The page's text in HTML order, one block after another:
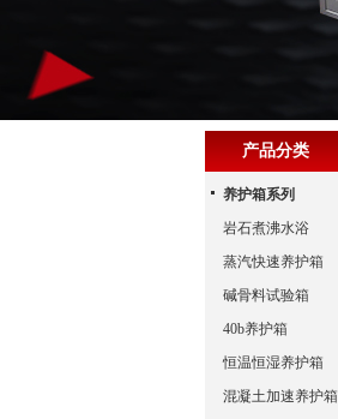
产品分类
养护箱系列
岩石煮沸水浴
蒸汽快速养护箱
碱骨料试验箱
40b养护箱
恒温恒湿养护箱
混凝土加速养护箱